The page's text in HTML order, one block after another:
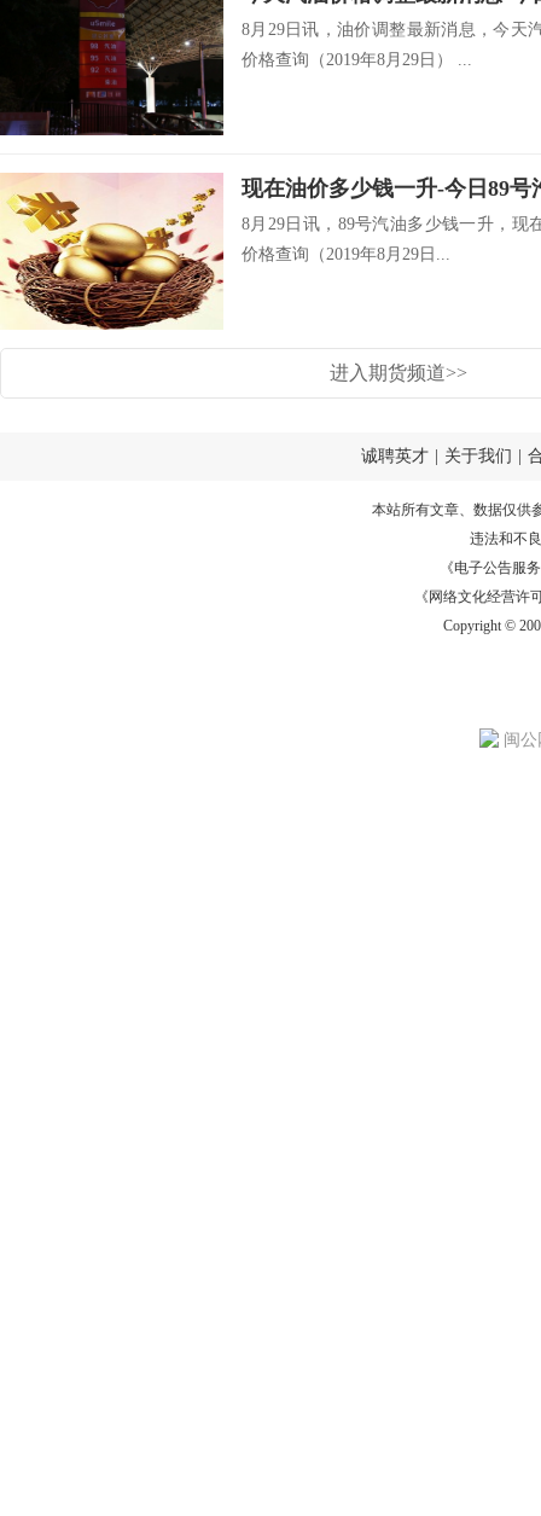
8月29日讯，油价调整最新消息，今天
价格查询（2019年8月29日） ...
8月29日讯，89号汽油多少钱一升，现
价格查询（2019年8月29日...
进入期货频道>>
诚聘英才 关于我们
本站所有文章、数据仅供
违法和不
《电子公告服务
《网络文化经营许
Copyright ©
闽公